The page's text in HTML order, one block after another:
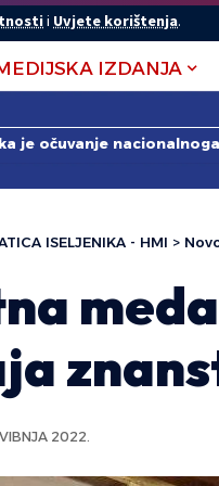
i Uvjete korištenja.
IZDANJA
je očuvanje
ISELJENIKA - HMI >
2022.